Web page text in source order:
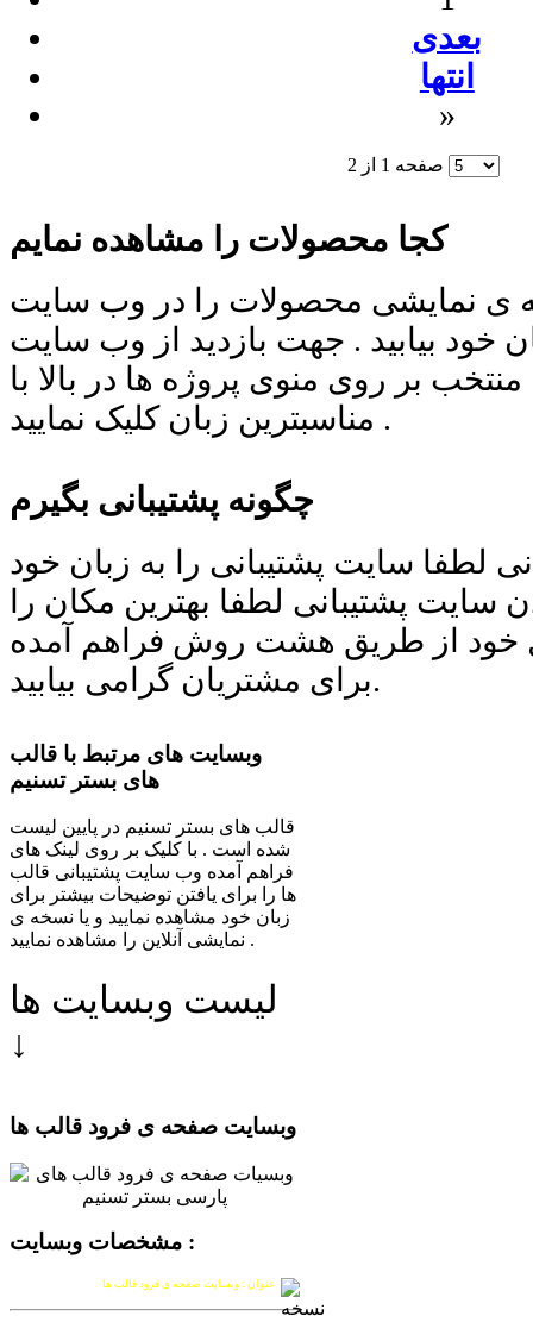
بعدی
انتها
»
کجا محصولات را مشاهده نمایم
ی نمایشی محصولات را در وب سایت
خود بیابید . جهت بازدید از وب سایت
منتخب بر روی منوی پروژه ها در بالا با
مناسبترین زبان کلیک نمایید .
چگونه پشتیبانی بگیرم
لطفا سایت پشتیبانی را به زبان خود
سایت پشتیبانی لطفا بهترین مکان را
خود از طریق هشت روش فراهم آمده
برای مشتریان گرامی بیابید.
وبسایت های مرتبط با قالب
های بستر تسنیم
قالب های بستر تسنیم در پایین لیست
شده است . با کلیک بر روی لینک های
فراهم آمده وب سایت پشتیبانی قالب
ها را برای یافتن توضیحات بیشتر برای
زبان خود مشاهده نمایید و یا نسخه ی
نمایشی آنلاین را مشاهده نمایید .
لیست وبسایت ها
↓
وبسایت صفحه ی فرود قالب ها
مشخصات وبسایت :
عنوان : وبسایت صفحه ی فرود قالب ها